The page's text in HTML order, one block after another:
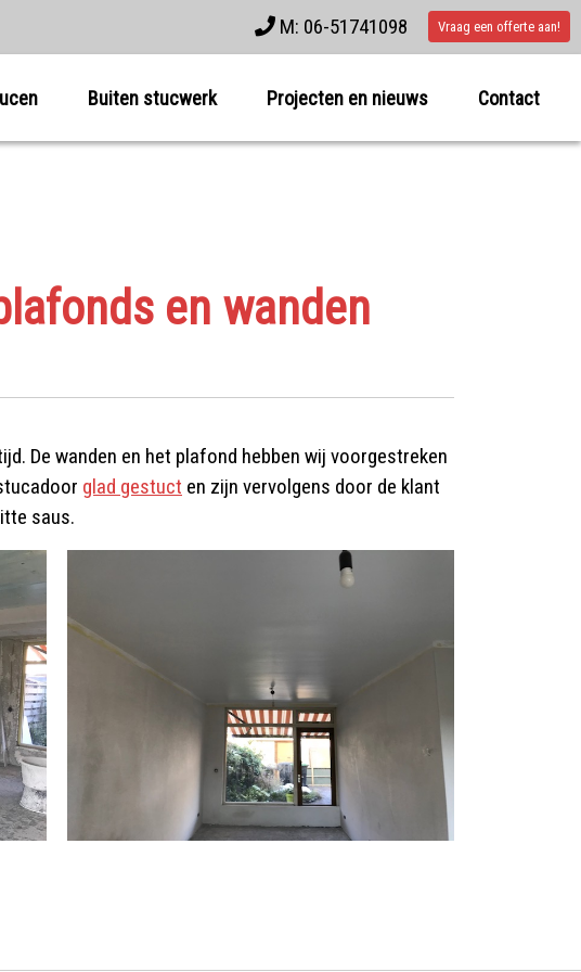
Vraag een offerte aan!
M: 06-51741098
Buiten stucwerk Projecten en nieuws Contact
en wanden
De wanden en het plafond hebben wij voorgestreken
glad gestuct en zijn vervolgens door de klant
saus.